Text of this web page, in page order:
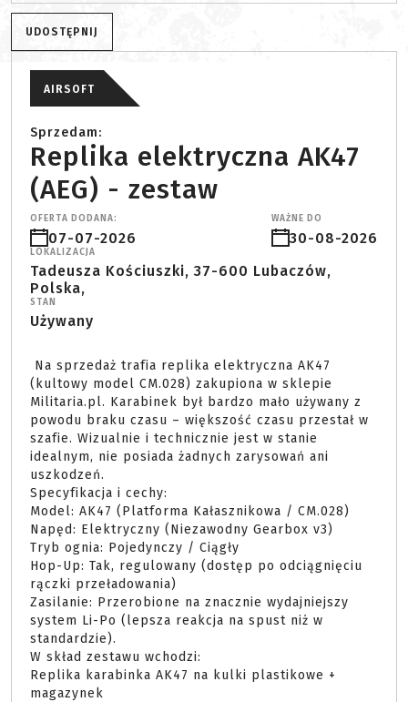
UDOSTĘPNIJ
AIRSOFT
Sprzedam:
Replika elektryczna AK47
(AEG) - zestaw
OFERTA DODANA:
07-07-2026
WAŻNE DO
30-08-2026
LOKALIZACJA
Tadeusza Kościuszki, 37-600 Lubaczów,
Polska,
STAN
Używany
(kultowy model CM.028) zakupiona w sklepie
Militaria.pl. Karabinek był bardzo mało używany z
powodu braku czasu – większość czasu przestał w
szafie. Wizualnie i technicznie jest w stanie
idealnym, nie posiada żadnych zarysowań ani
uszkodzeń.
Specyfikacja i cechy:
Model: AK47 (Platforma Kałasznikowa / CM.028)
Napęd: Elektryczny (Niezawodny Gearbox v3)
Tryb ognia: Pojedynczy / Ciągły
Hop-Up: Tak, regulowany (dostęp po odciągnięciu
rączki przeładowania)
Zasilanie: Przerobione na znacznie wydajniejszy
system Li-Po (lepsza reakcja na spust niż w
standardzie).
W skład zestawu wchodzi:
Replika karabinka AK47 na kulki plastikowe +
magazynek